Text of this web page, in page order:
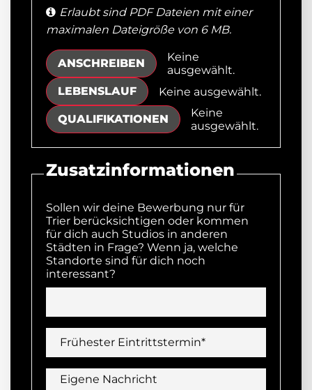
Erlaubt sind PDF Dateien mit einer
maximalen Dateigröße von 6 MB.
ANSCHREIBEN
Keine
ausgewählt.
LEBENSLAUF
Keine ausgewählt.
QUALIFIKATIONEN
Keine
ausgewählt.
Zusatzinformationen
Sollen wir deine Bewerbung nur für
Trier berücksichtigen oder kommen
für dich auch Studios in anderen
Städten in Frage? Wenn ja, welche
Standorte sind für dich noch
interessant?
Frühester Eintrittstermin*
Eigene Nachricht